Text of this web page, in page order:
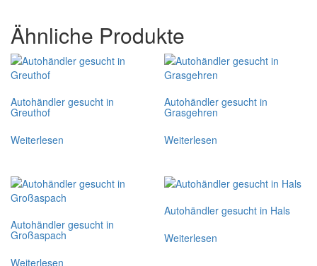
Ähnliche Produkte
Autohändler gesucht in
Greuthof
Weiterlesen
Autohändler gesucht in
Grasgehren
Weiterlesen
Autohändler gesucht in
Großaspach
Weiterlesen
Autohändler gesucht in Hals
Weiterlesen